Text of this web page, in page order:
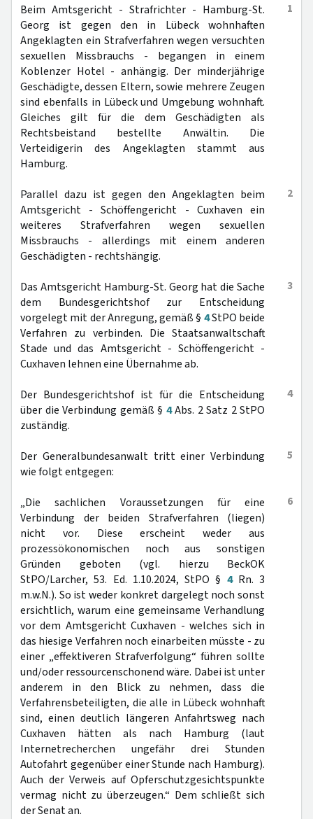
1
Beim Amtsgericht - Strafrichter - Hamburg-St.
Georg ist gegen den in Lübeck wohnhaften
Angeklagten ein Strafverfahren wegen versuchten
sexuellen Missbrauchs - begangen in einem
Koblenzer Hotel - anhängig. Der minderjährige
Geschädigte, dessen Eltern, sowie mehrere Zeugen
sind ebenfalls in Lübeck und Umgebung wohnhaft.
Gleiches gilt für die dem Geschädigten als
Rechtsbeistand bestellte Anwältin. Die
Verteidigerin des Angeklagten stammt aus
Hamburg.
2
Parallel dazu ist gegen den Angeklagten beim
Amtsgericht - Schöffengericht - Cuxhaven ein
weiteres Strafverfahren wegen sexuellen
Missbrauchs - allerdings mit einem anderen
Geschädigten - rechtshängig.
3
Das Amtsgericht Hamburg-St. Georg hat die Sache
dem Bundesgerichtshof zur Entscheidung
vorgelegt mit der Anregung, gemäß § 4StPO beide
Verfahren zu verbinden. Die Staatsanwaltschaft
Stade und das Amtsgericht - Schöffengericht -
Cuxhaven lehnen eine Übernahme ab.
4
Der Bundesgerichtshof ist für die Entscheidung
über die Verbindung gemäß § 4Abs. 2 Satz 2 StPO
zuständig.
5
Der Generalbundesanwalt tritt einer Verbindung
wie folgt entgegen:
6
„Die sachlichen Voraussetzungen für eine
Verbindung der beiden Strafverfahren (liegen)
nicht vor. Diese erscheint weder aus
prozessökonomischen noch aus sonstigen
Gründen geboten (vgl. hierzu BeckOK
StPO/Larcher, 53. Ed. 1.10.2024, StPO § 4Rn. 3
m.w.N.). So ist weder konkret dargelegt noch sonst
ersichtlich, warum eine gemeinsame Verhandlung
vor dem Amtsgericht Cuxhaven - welches sich in
das hiesige Verfahren noch einarbeiten müsste - zu
einer „effektiveren Strafverfolgung“ führen sollte
und/oder ressourcenschonend wäre. Dabei ist unter
anderem in den Blick zu nehmen, dass die
Verfahrensbeteiligten, die alle in Lübeck wohnhaft
sind, einen deutlich längeren Anfahrtsweg nach
Cuxhaven hätten als nach Hamburg (laut
Internetrecherchen ungefähr drei Stunden
Autofahrt gegenüber einer Stunde nach Hamburg).
Auch der Verweis auf Opferschutzgesichtspunkte
vermag nicht zu überzeugen.“ Dem schließt sich
der Senat an.